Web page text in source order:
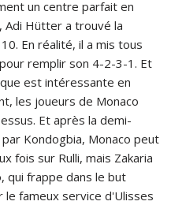
un centre parfait en
Adi Hütter a trouvé la
En réalité, il a mis tous
remplir son 4-2-3-1. Et
est intéressante en
les joueurs de Monaco
Et après la demi-
Kondogbia, Monaco peut
fois sur Rulli, mais Zakaria
qui frappe dans le but
fameux service d'Ulisses